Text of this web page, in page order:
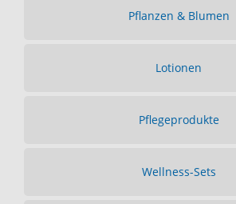
Pflanzen & Blumen
Lotionen
Pflegeprodukte
Wellness-Sets